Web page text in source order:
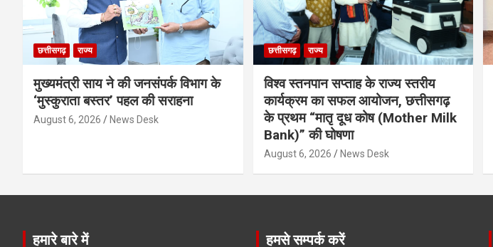
छत्तीसगढ़ राज्य
मुख्यमंत्री साय ने की जनसंपर्क विभाग के
‘मुस्कुराता बस्तर’ पहल की सराहना
August 6, 2026 News Desk
छत्तीसगढ़ राज्य
विश्व स्तनपान सप्ताह के राज्य स्तरीय
कार्यक्रम का सफल आयोजन, छत्तीसगढ़
के प्रथम “मातृ दूध कोष (Mother Milk
Bank)” की घोषणा
August 6, 2026 News Desk
हमारे बारे में हमसे सम्पर्क करें